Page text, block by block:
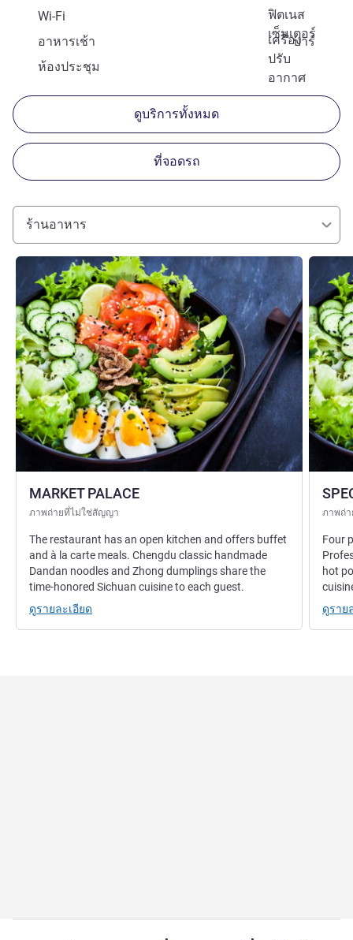
ฟิตเนส
เซ็นเตอร์
Wi-Fi
เครื่อง
ปรับ
อากาศ
อาหารเช้า
บาร์
ห้องประชุม
ดูบริการทั้งหมด
ที่จอดรถ
ร้านอาหาร
MARKET PALACE
ภาพถ่ายที่ไม่ใช่สัญญา
ดูรายละเอียด
The restaurant has an open kitchen and offers buffet
and à la carte meals. Chengdu classic handmade
Dandan noodles and Zhong dumplings share the
time-honored Sichuan cuisine to each guest.
ดูรายละเอียด
ภาพถ่
ดูรายละ
Four
hot
ดูราย